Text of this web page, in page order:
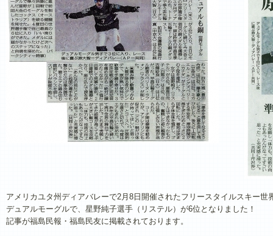
アメリカユタ州ディアバレーで2月8日開催されたフリースタイルスキー世
デュアルモーグルで、星野純子選手（リステル）が6位となりました！
記事が福島民報・福島民友に掲載されております。